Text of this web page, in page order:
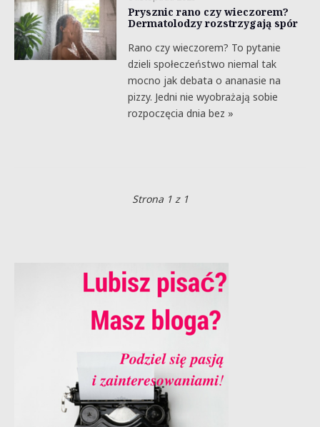
Prysznic rano czy wieczorem?
Dermatolodzy rozstrzygają spór
Rano czy wieczorem? To pytanie
dzieli społeczeństwo niemal tak
mocno jak debata o ananasie na
pizzy. Jedni nie wyobrażają sobie
rozpoczęcia dnia bez »
Strona 1 z 1